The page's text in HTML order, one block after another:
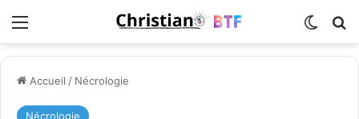
Accueil / Nécrologie
Nécrologie